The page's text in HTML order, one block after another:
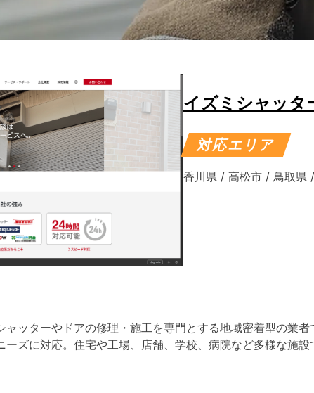
イズミシャッタ
対応エリア
香川県 / 高松市 / 鳥取県 /
ッターやドアの修理・施工を専門とする地域密着型の業者
ーズに対応。住宅や工場、店舗、学校、病院など多様な施